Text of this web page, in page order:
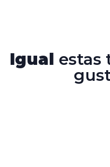
Igual estas